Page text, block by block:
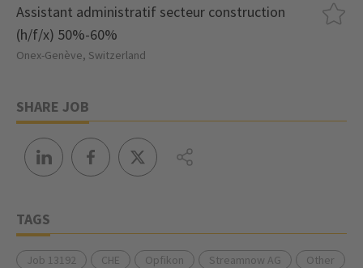
Assistant administratif secteur construction
(h/f/x) 50%-60%
Onex-Genève, Switzerland
SHARE JOB
TAGS
Job 13192 CHE Opfikon Streamnow AG Other